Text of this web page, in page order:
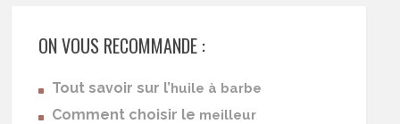
ON VOUS RECOMMANDE :
Tout savoir sur l’huile à barbe
Comment choisir le meilleur